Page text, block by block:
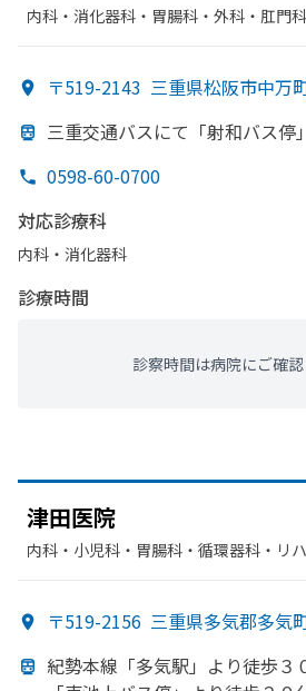
内科・​消化器科・​胃腸科・​外科・​肛門
〒519-2143 三重県松阪市中万
三重交通バスにて 「射和バス停
0598-60-0700
対応診療科
内科・​消化器科
診療時間
診察時間は病院にご確
津田医院
内科・​小児科・​胃腸科・​循環器科・​リ
〒519-2156 三重県多気郡多気
紀勢本線 「多気駅」より徒歩３